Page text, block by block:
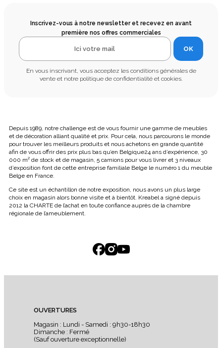
Inscrivez-vous à notre newsletter et recevez en avant
première nos offres commerciales
OK
En vous inscrivant, vous acceptez les conditions générales de
vente et notre politique de confidentialité et cookies.
Depuis 1989, notre challenge est de vous fournir une gamme de meubles
et de décoration alliant qualité et prix. Pour cela, nous parcourons le monde
pour trouver les meilleurs produits et nous achetons en grande quantité
afin de vous offrir des prix plus bas qu’en Belgique24 ans d’expérience, 30
000 m² de stock et de magasin, 5 camions pour vous livrer et 3 niveaux
d’exposition font de cette entreprise familiale Belge le numéro 1 du meuble
Belge en France.
Ce site est un échantillon de notre exposition, nous avons un plus large
choix en magasin alors bonne visite et à bientôt. Kreabel a signé depuis
2012 la CHARTE de l’achat en toute confiance auprès de la chambre
régionale de l’ameublement.
OUVERTURES
Magasin : Lundi - Samedi : 9h30-18h30
Dimanche : Fermé
(Sauf ouverture exceptionnelle)